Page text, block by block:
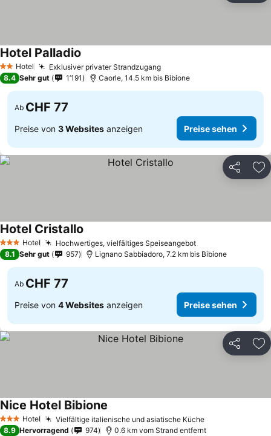
2 Sterne
Hotel Exklusiver privater Strandzugang
Hotel Palladio
8.4 Sehr gut 1’191 Caorle, 14.5 km bis Bibione
Ab CHF 77
Preise von 3 Websites anzeigen Preise sehen
Teilen
3 SterneHotel Hochwertiges, vielfältiges Speiseangebot
Hotel Cristallo
8.1 Sehr gut 957 Lignano Sabbiadoro, 7.2 km bis Bibione
Ab CHF 77
Preise von 4 Websites anzeigen Preise sehen
Teilen
3 SterneHotel Vielfältige italienische und asiatische Küche
Nice Hotel Bibione
8.9 Hervorragend 974 0.6 km vom Strand entfernt